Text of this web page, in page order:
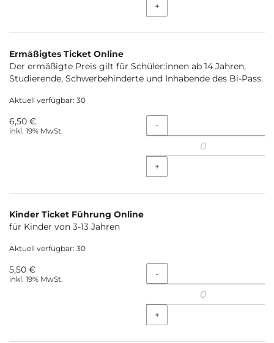
+
Ermäßigtes Ticket Online
Der ermäßigte Preis gilt für Schüler:innen ab 14 Jahren,
Studierende, Schwerbehinderte und Inhabende des Bi-Pass.
Aktuell verfügbar: 30
6,50 €
inkl. 19% MwSt. Menge
-
+
Kinder Ticket Führung Online
für Kinder von 3-13 Jahren
Aktuell verfügbar: 30
5,50 €
inkl. 19% MwSt. Menge
-
+